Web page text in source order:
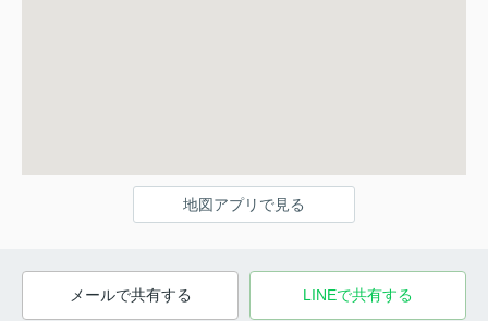
地図アプリで見る
メールで共有する LINEで共有する